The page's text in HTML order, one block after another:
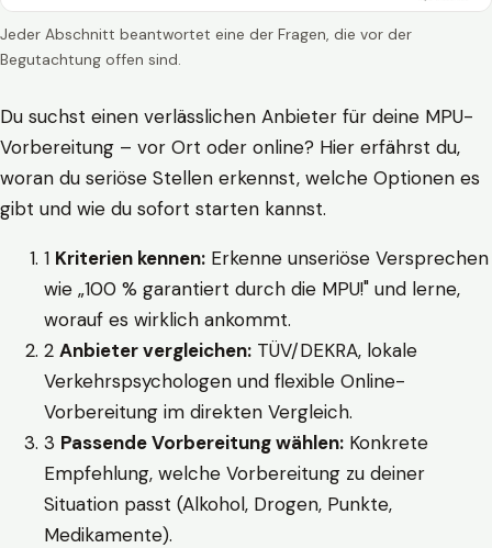
Jeder Abschnitt beantwortet eine der Fragen, die vor der
Begutachtung offen sind.
Du suchst einen verlässlichen Anbieter für deine MPU-
Vorbereitung – vor Ort oder online? Hier erfährst du,
woran du seriöse Stellen erkennst, welche Optionen es
gibt und wie du sofort starten kannst.
1 Kriterien kennen: Erkenne unseriöse Versprechen
wie „100 % garantiert durch die MPU!" und lerne,
worauf es wirklich ankommt.
2 Anbieter vergleichen: TÜV/DEKRA, lokale
Verkehrspsychologen und flexible Online-
Vorbereitung im direkten Vergleich.
3 Passende Vorbereitung wählen: Konkrete
Empfehlung, welche Vorbereitung zu deiner
Situation passt (Alkohol, Drogen, Punkte,
Medikamente).